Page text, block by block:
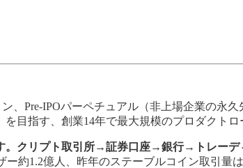
、Pre-IPOパーペチュアル（非上場企業の永久
目指す、創業14年で最大規模のプロダクトロ
。クリプト取引所→証券口座→銀行→トレー
ー約1.2億人、昨年のステーブルコイン取引量